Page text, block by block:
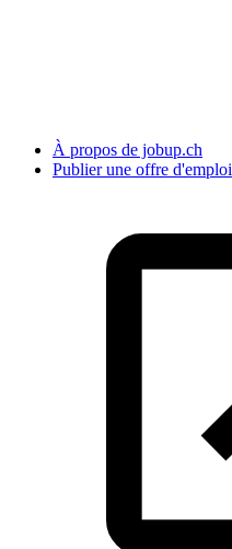
À propos de jobup.ch
Publier une offre d'emploi